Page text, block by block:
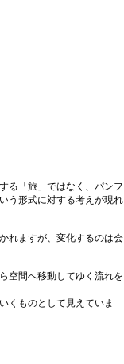
る「旅」ではなく、パンフ
う形式に対する考えが現れ
れますが、変化するのは会
空間へ移動してゆく流れを
くものとして見えていま